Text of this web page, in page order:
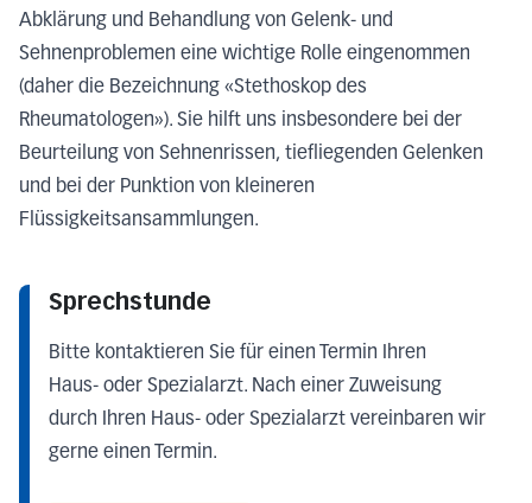
Abklärung und Behandlung von Gelenk- und
Sehnenproblemen eine wichtige Rolle eingenommen
(daher die Bezeichnung «Stethoskop des
Rheumatologen»). Sie hilft uns insbesondere bei der
Beurteilung von Sehnenrissen, tiefliegenden Gelenken
und bei der Punktion von kleineren
Flüssigkeitsansammlungen.
Sprechstunde
Bitte kontaktieren Sie für einen Termin Ihren
Haus- oder Spezialarzt. Nach einer Zuweisung
durch Ihren Haus- oder Spezialarzt vereinbaren wir
gerne einen Termin.